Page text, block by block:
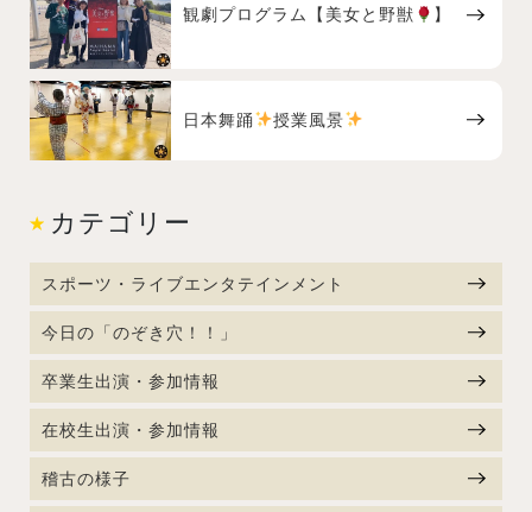
観劇プログラム【美女と野獣 】
日本舞踊 授業風景
カテゴリー
スポーツ・ライブエンタテインメント
今日の「のぞき穴！！」
卒業生出演・参加情報
在校生出演・参加情報
稽古の様子